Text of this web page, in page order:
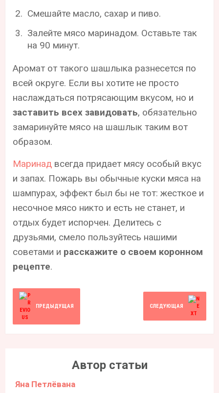
Смешайте масло, сахар и пиво.
Залейте мясо маринадом. Оставьте так
на 90 минут.
Аромат от такого шашлыка разнесется по
всей округе. Если вы хотите не просто
наслаждаться потрясающим вкусом, но и
заставить всех завидовать, обязательно
замаринуйте мясо на шашлык таким вот
образом.
Маринад всегда придает мясу особый вкус
и запах. Пожарь вы обычные куски мяса на
шампурах, эффект был бы не тот: жесткое и
несочное мясо никто и есть не станет, и
отдых будет испорчен. Делитесь с
друзьями, смело пользуйтесь нашими
советами и расскажите о своем коронном
рецепте.
ПРЕДЫДУЩАЯ СЛЕДУЮЩАЯ
Автор статьи
Яна Петлёвана